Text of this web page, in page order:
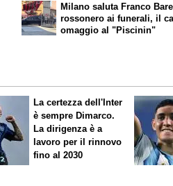
Milano saluta Franco
rossonero ai funerali, il
omaggio al "Piscinin"
La certezza dell'Inter
è sempre Dimarco.
La dirigenza è a
lavoro per il rinnovo
fino al 2030